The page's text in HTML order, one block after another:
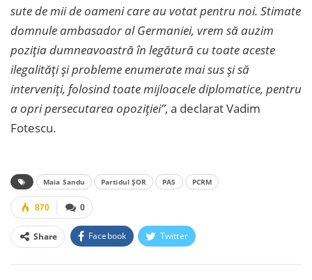
sute de mii de oameni care au votat pentru noi. Stimate
domnule ambasador al Germaniei, vrem să auzim
poziția dumneavoastră în legătură cu toate aceste
ilegalități și probleme enumerate mai sus și să
interveniți, folosind toate mijloacele diplomatice, pentru
a opri persecutarea opoziției”, a declarat Vadim
Fotescu.
Maia Sandu Partidul ȘOR PAS PCRM
0
870
Share Facebook Twitter